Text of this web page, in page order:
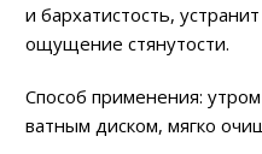
и бархатистость,
ощущение стянутости.
Способ применения:
ватным диском, мягко